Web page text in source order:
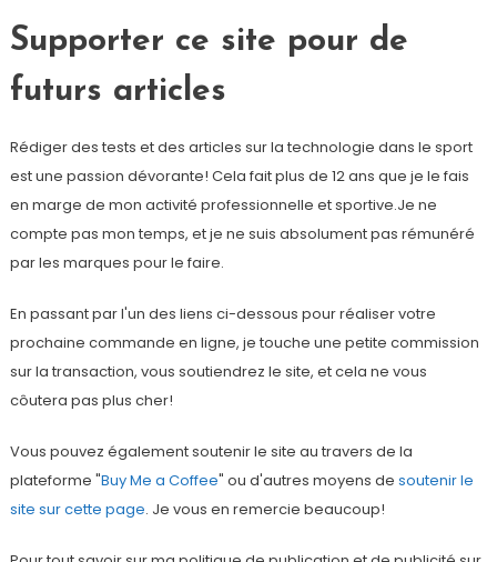
Supporter ce site pour de
futurs articles
Rédiger des tests et des articles sur la technologie dans le sport
est une passion dévorante! Cela fait plus de 12 ans que je le fais
en marge de mon activité professionnelle et sportive.Je ne
compte pas mon temps, et je ne suis absolument pas rémunéré
par les marques pour le faire.
En passant par l'un des liens ci-dessous pour réaliser votre
prochaine commande en ligne, je touche une petite commission
sur la transaction, vous soutiendrez le site, et cela ne vous
côutera pas plus cher!
Vous pouvez également soutenir le site au travers de la
plateforme "Buy Me a Coffee" ou d'autres moyens de soutenir le
site sur cette page. Je vous en remercie beaucoup!